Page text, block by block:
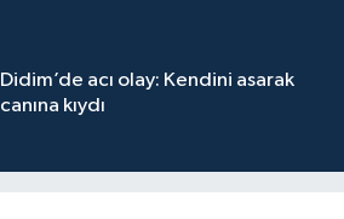
Didim’de acı olay: Kendini asarak
canına kıydı